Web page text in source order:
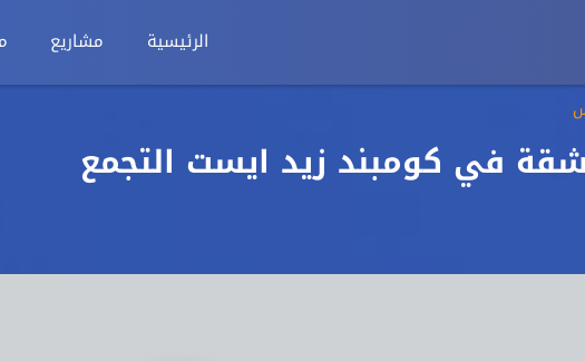
الرئيسية مشاريع
شقة في كومبند زيد ايست التجمع